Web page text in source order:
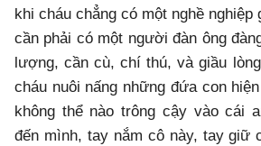
khi cháu chẳng có một nghề
cần phải có một người đàn ông
lượng, cần cù, chí thú, và giầu
cháu nuôi nấng những đứa con
không thể nào trông cậy vào cái
đến mình, tay nắm cô này, tay giữ